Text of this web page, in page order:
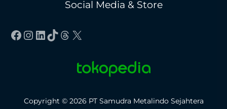
Social Media & Store
Facebook
Instagram
LinkedIn
TikTok
Threads
X
Copyright © 2026 PT Samudra Metalindo Sejahtera